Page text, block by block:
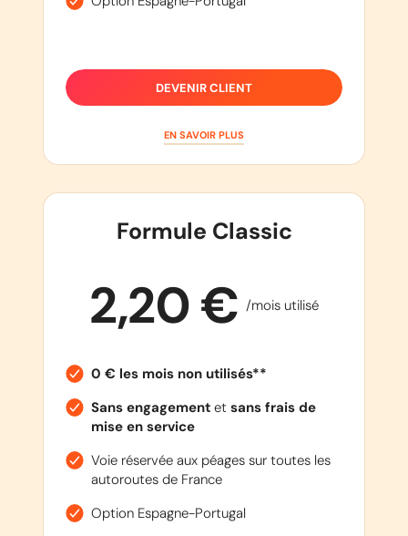
DEVENIR CLIENT
EN SAVOIR PLUS
Formule Classic
2,20 € /mois utilisé
0 € les mois non utilisés**
Sans engagementet sans frais de
mise en service
Voie réservée aux péages sur toutes les
autoroutes de France
Option Espagne-Portugal